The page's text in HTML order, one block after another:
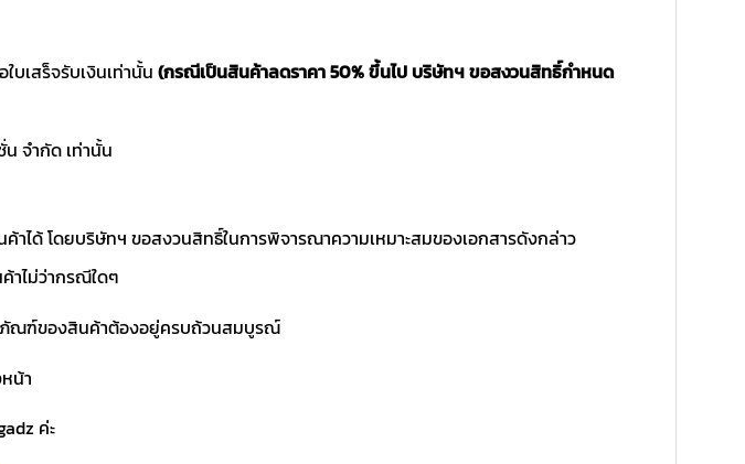
บเสร็จรับเงินเท่านั้น (กรณีเป็นสินค้าลดราคา 50% ขึ้นไป บริษัทฯ ขอสงวนสิทธิ์กำหนด
จำกัด เท่านั้น
ได้ โดยบริษัทฯ ขอสงวนสิทธิ์ในการพิจารณาความเหมาะสมของเอกสารดังกล่าว
าไม่ว่ากรณีใดๆ
ภัณฑ์ของสินค้าต้องอยู่ครบถ้วนสมบูรณ์
น้า
ค่ะ